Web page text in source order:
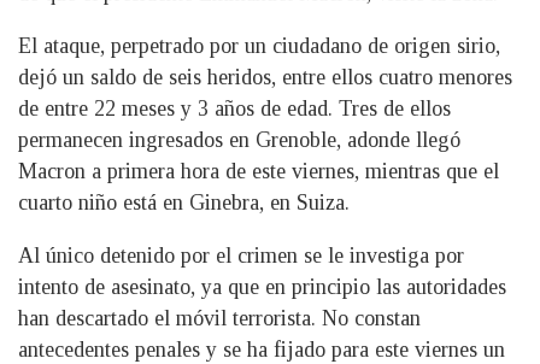
El ataque, perpetrado por un ciudadano de origen sirio,
dejó un saldo de seis heridos, entre ellos cuatro menores
de entre 22 meses y 3 años de edad. Tres de ellos
permanecen ingresados en Grenoble, adonde llegó
Macron a primera hora de este viernes, mientras que el
cuarto niño está en Ginebra, en Suiza.
Al único detenido por el crimen se le investiga por
intento de asesinato, ya que en principio las autoridades
han descartado el móvil terrorista. No constan
antecedentes penales y se ha fijado para este viernes un